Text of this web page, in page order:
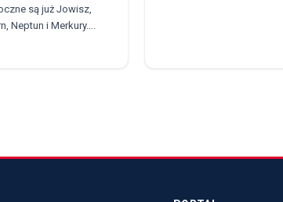
są już Jowisz,
Neptun i Merkury….